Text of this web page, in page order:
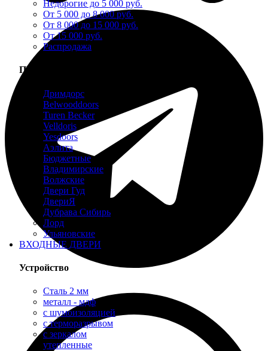
Недорогие до 5 000 руб.
От 5 000 до 8 000 руб.
От 8 000 до 15 000 руб.
От 15 000 руб.
Распродажа
Производители
Дримдорс
Belwooddoors
Turen Becker
Velldoris
Yesdoors
Аэлита
Бюджетные
Владимирские
Волжские
Двери Гуд
ДвериЯ
Дубрава Сибирь
Лорд
Ульяновские
ВХОДНЫЕ ДВЕРИ
Устройство
Сталь 2 мм
металл - мдф
с шумоизоляцией
с терморазрывом
с зеркалом
утепленные